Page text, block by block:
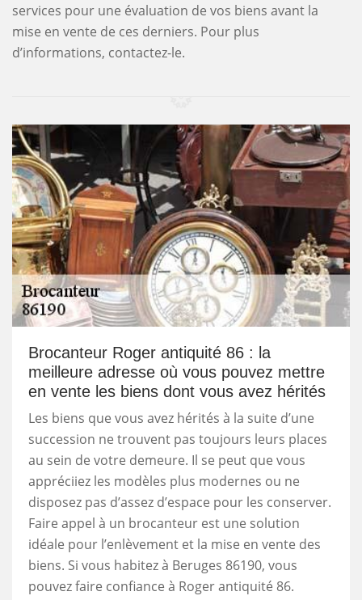
services pour une évaluation de vos biens avant la
mise en vente de ces derniers. Pour plus
d’informations, contactez-le.
Brocanteur Roger antiquité 86 : la
meilleure adresse où vous pouvez mettre
en vente les biens dont vous avez hérités
Les biens que vous avez hérités à la suite d’une
succession ne trouvent pas toujours leurs places
au sein de votre demeure. Il se peut que vous
appréciiez les modèles plus modernes ou ne
disposez pas d’assez d’espace pour les conserver.
Faire appel à un brocanteur est une solution
idéale pour l’enlèvement et la mise en vente des
biens. Si vous habitez à Beruges 86190, vous
pouvez faire confiance à Roger antiquité 86.